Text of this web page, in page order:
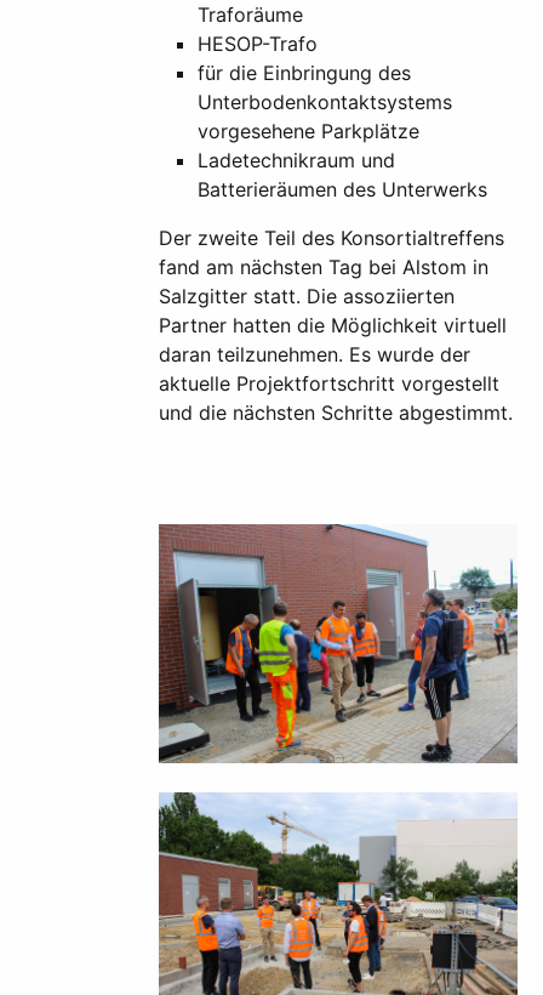
Traforäume
HESOP-Trafo
für die Einbringung des
Unterbodenkontaktsystems
vorgesehene Parkplätze
Ladetechnikraum und
Batterieräumen des Unterwerks
Der zweite Teil des Konsortialtreffens
fand am nächsten Tag bei Alstom in
Salzgitter statt. Die assoziierten
Partner hatten die Möglichkeit virtuell
daran teilzunehmen. Es wurde der
aktuelle Projektfortschritt vorgestellt
und die nächsten Schritte abgestimmt.